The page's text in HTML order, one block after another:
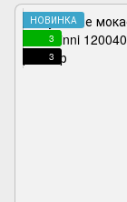
НОВИНКА
3
3